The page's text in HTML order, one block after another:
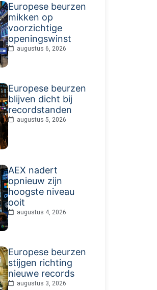
Europese beurzen
mikken op
voorzichtige
openingswinst
augustus 6, 2026
Europese beurzen
blijven dicht bij
recordstanden
augustus 5, 2026
AEX nadert
opnieuw zijn
hoogste niveau
ooit
augustus 4, 2026
Europese beurzen
stijgen richting
nieuwe records
augustus 3, 2026